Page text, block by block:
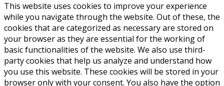
This website uses cookies to improve your experience
while you navigate through the website. Out of these, the
cookies that are categorized as necessary are stored on
your browser as they are essential for the working of
basic functionalities of the website. We also use third-
party cookies that help us analyze and understand how
you use this website. These cookies will be stored in your
browser only with your consent. You also have the option